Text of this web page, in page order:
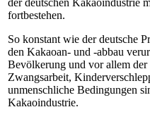
fortbestehen.
So konstant wie der deutsche
den Kakaoan- und -abbau
Bevölkerung und vor allem
Zwangsarbeit,
unmenschliche Bedingungen
Kakaoindustrie.